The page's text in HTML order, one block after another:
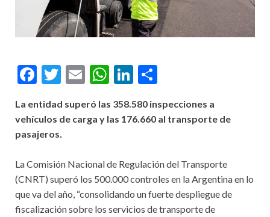
Facebook
Twitter
EmailWhatsApp
LinkedIn
La entidad superó las 358.580 inspecciones a
vehículos de carga y las 176.660 al transporte de
pasajeros.
La Comisión Nacional de Regulación del Transporte
(CNRT) superó los 500.000 controles en la Argentina en lo
que va del año, “consolidando un fuerte despliegue de
fiscalización sobre los servicios de transporte de